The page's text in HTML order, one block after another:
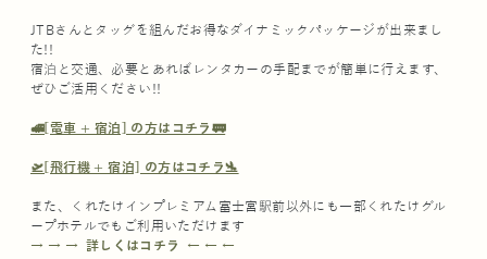
JTBさんとタッグを組んだお得なダイナミックパッケージが出来まし
た!!
宿泊と交通、必要とあればレンタカーの手配までが簡単に行えます、
ぜひご活用ください!!
🚅[電車 + 宿泊] の方はコチラ🚃
🛫[飛行機 + 宿泊] の方はコチラ🛬
また、くれたけインプレミアム富士宮駅前以外にも一部くれたけグル
ープホテルでもご利用いただけます
→ → → 詳しくはコチラ ← ← ←